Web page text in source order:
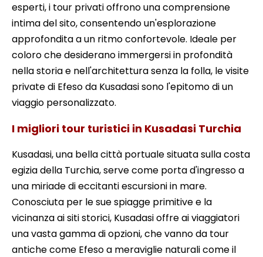
esperti, i tour privati offrono una comprensione
intima del sito, consentendo un'esplorazione
approfondita a un ritmo confortevole. Ideale per
coloro che desiderano immergersi in profondità
nella storia e nell'architettura senza la folla, le visite
private di Efeso da Kusadasi sono l'epitomo di un
viaggio personalizzato.
I migliori tour turistici in Kusadasi Turchia
Kusadasi, una bella città portuale situata sulla costa
egizia della Turchia, serve come porta d'ingresso a
una miriade di eccitanti escursioni in mare.
Conosciuta per le sue spiagge primitive e la
vicinanza ai siti storici, Kusadasi offre ai viaggiatori
una vasta gamma di opzioni, che vanno da tour
antiche come Efeso a meraviglie naturali come il